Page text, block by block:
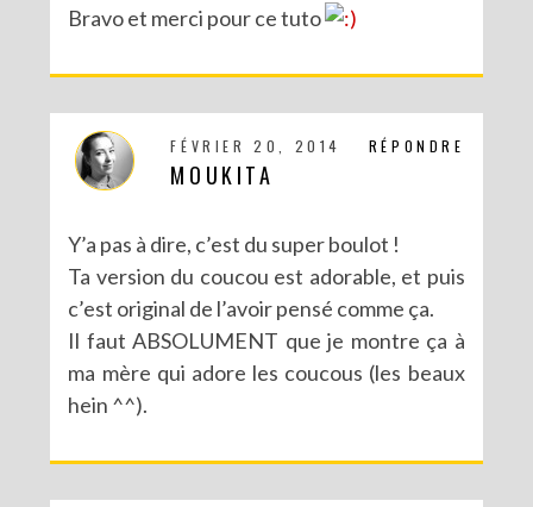
Bravo et merci pour ce tuto
RÉPONDRE
FÉVRIER 20, 2014
MOUKITA
Y’a pas à dire, c’est du super boulot !
Ta version du coucou est adorable, et puis
c’est original de l’avoir pensé comme ça.
Il faut ABSOLUMENT que je montre ça à
ma mère qui adore les coucous (les beaux
hein ^^).